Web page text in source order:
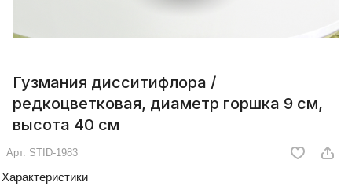
Гузмания дисситифлора /
редкоцветковая, диаметр горшка 9 см,
высота 40 см
Арт. STID-1983
Характеристики